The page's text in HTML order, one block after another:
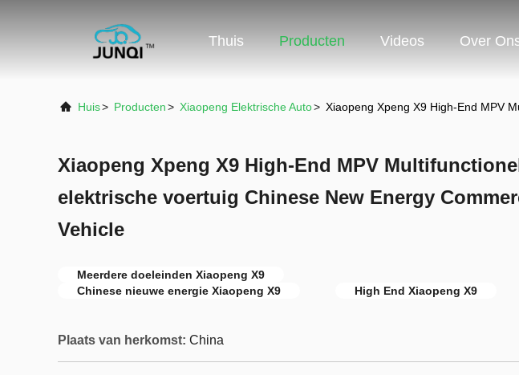
Thuis Producten Videos Over
Huis> Producten> Xiaopeng Elektrische Auto> Xiaopeng Xpeng X9 High-End MPV
Xiaopeng Xpeng X9 High-End MPV
elektrische voertuig Chinese New Energy
Vehicle
Meerdere doeleinden Xiaopeng X9
Chinese nieuwe energie Xiaopeng X9
High End Xiaopeng X9
Plaats van herkomst: China